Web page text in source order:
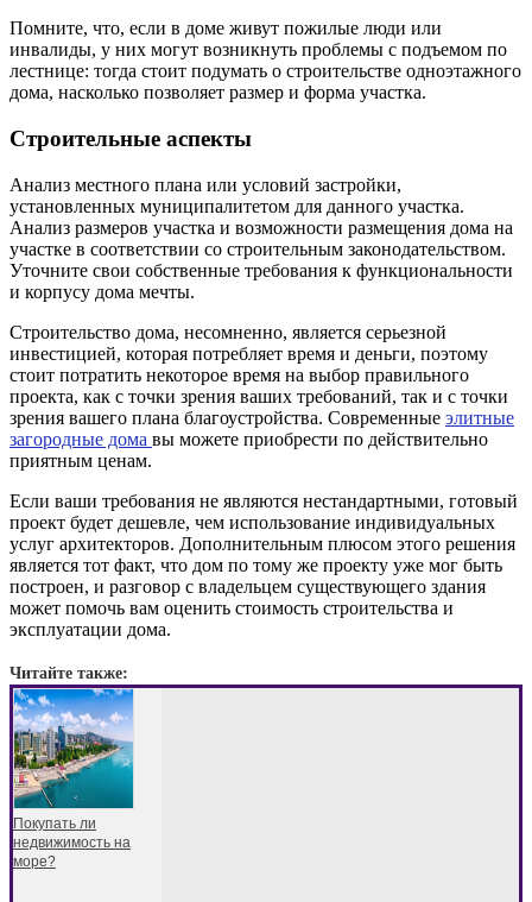
Помните, что, если в доме живут пожилые люди или
инвалиды, у них могут возникнуть проблемы с подъемом по
лестнице: тогда стоит подумать о строительстве одноэтажного
дома, насколько позволяет размер и форма участка.
Строительные аспекты
Анализ местного плана или условий застройки,
установленных муниципалитетом для данного участка.
Анализ размеров участка и возможности размещения дома на
участке в соответствии со строительным законодательством.
Уточните свои собственные требования к функциональности
и корпусу дома мечты.
Строительство дома, несомненно, является серьезной
инвестицией, которая потребляет время и деньги, поэтому
стоит потратить некоторое время на выбор правильного
проекта, как с точки зрения ваших требований, так и с точки
зрения вашего плана благоустройства. Современные элитные
загородные дома вы можете приобрести по действительно
приятным ценам.
Если ваши требования не являются нестандартными, готовый
проект будет дешевле, чем использование индивидуальных
услуг архитекторов. Дополнительным плюсом этого решения
является тот факт, что дом по тому же проекту уже мог быть
построен, и разговор с владельцем существующего здания
может помочь вам оценить стоимость строительства и
эксплуатации дома.
Читайте также:
Покупать ли
недвижимость на
море?